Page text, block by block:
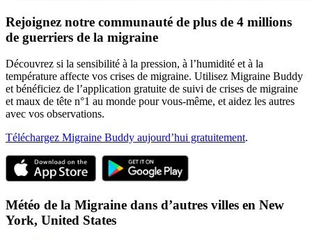
Rejoignez notre communauté de plus de 4 millions
de guerriers de la migraine
Découvrez si la sensibilité à la pression, à l’humidité et à la
température affecte vos crises de migraine. Utilisez Migraine Buddy
et bénéficiez de l’application gratuite de suivi de crises de migraine
et maux de tête n°1 au monde pour vous-même, et aidez les autres
avec vos observations.
Téléchargez Migraine Buddy aujourd’hui gratuitement.
Météo de la Migraine dans d’autres villes en New
York, United States